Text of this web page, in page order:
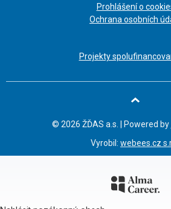
Prohlášení o
Ochrana osobních
Projekty
© 2026 ŽĎAS a.s. | Powered by
Vyrobil: webees.cz